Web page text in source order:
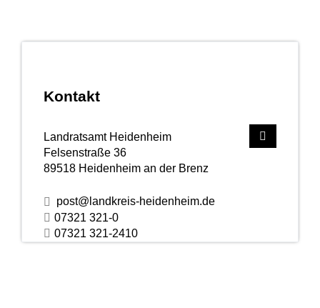
Kontakt
Landratsamt Heidenheim
Felsenstraße 36
89518 Heidenheim an der Brenz
post@landkreis-heidenheim.de
07321 321-0
07321 321-2410